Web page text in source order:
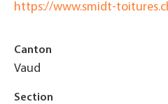
https://www.smidt-
Canton
Vaud
Section